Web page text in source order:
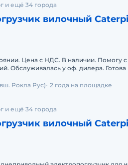
и ещё 34 города
вилочный
Цена с НДС. В наличии. Помогу с
Обслуживалась у оф. дилера. Готова
Рокла Рус) 2 года на площадке
и ещё 34 города
вилочный